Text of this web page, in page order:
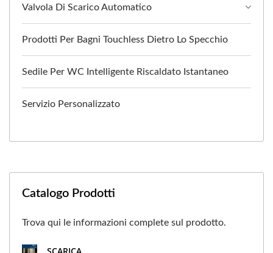
Valvola Di Scarico Automatico
Prodotti Per Bagni Touchless Dietro Lo Specchio
Sedile Per WC Intelligente Riscaldato Istantaneo
Servizio Personalizzato
Catalogo Prodotti
Trova qui le informazioni complete sul prodotto.